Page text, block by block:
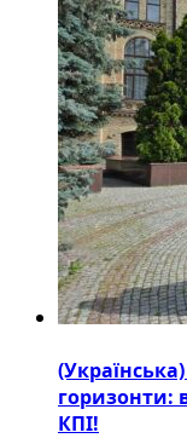
горизонти:
КПІ!